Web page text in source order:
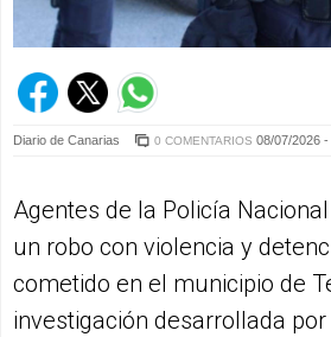
Diario de Canarias 0 COMENTARIOS 08/07/2026
Agentes de la Policía
un robo con violencia y
cometido en el municipio de
investigación desarrollada por